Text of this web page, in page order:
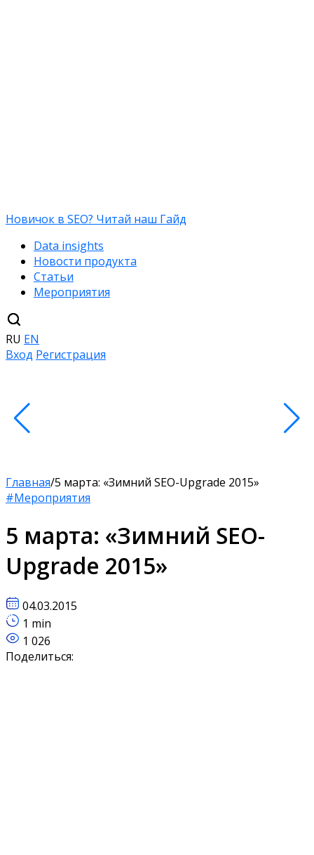
Новичок в SEO? Читай наш Гайд
Data insights
Новости продукта
Статьи
Мероприятия
RU EN
Вход Регистрация
Главная/5 марта: «Зимний SEO-Upgrade 2015»
#Мероприятия
5 марта: «Зимний SEO-
Upgrade 2015»
04.03.2015
1 min
1 026
Поделиться: